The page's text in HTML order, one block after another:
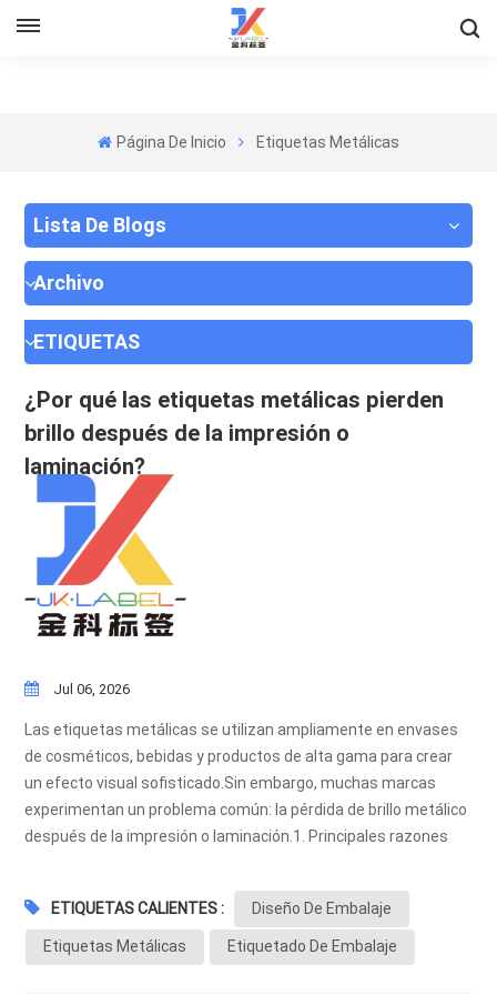
Página De Inicio Etiquetas Metálicas
Lista De Blogs
Archivo
ETIQUETAS
¿Por qué las etiquetas metálicas pierden
brillo después de la impresión o
laminación?
Jul 06, 2026
Las etiquetas metálicas se utilizan ampliamente en envases
de cosméticos, bebidas y productos de alta gama para crear
un efecto visual sofisticado.Sin embargo, muchas marcas
experimentan un problema común: la pérdida de brillo metálico
después de la impresión o laminación.1. Principales razones
incorrecta del material de la láminaEs posible que los
materiales de lámina fría de baja calidad o incompatibles no
mantengan su reflectividad después de la impresión o el
procesamiento.1.2 Películas de laminación
ETIQUETAS CALIENTES : Diseño De Embalaje
Etiquetas Metálicas Etiquetado De Embalaje